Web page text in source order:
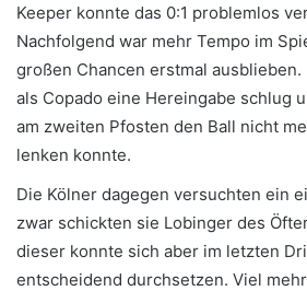
Keeper konnte das 0:1 problemlos
Nachfolgend war mehr Tempo im
großen Chancen erstmal
als Copado eine Hereingabe schlug
am zweiten Pfosten den Ball nicht
lenken konnte.
Die Kölner dagegen versuchten ein
zwar schickten sie Lobinger des
dieser konnte sich aber im letzten
entscheidend durchsetzen. Viel